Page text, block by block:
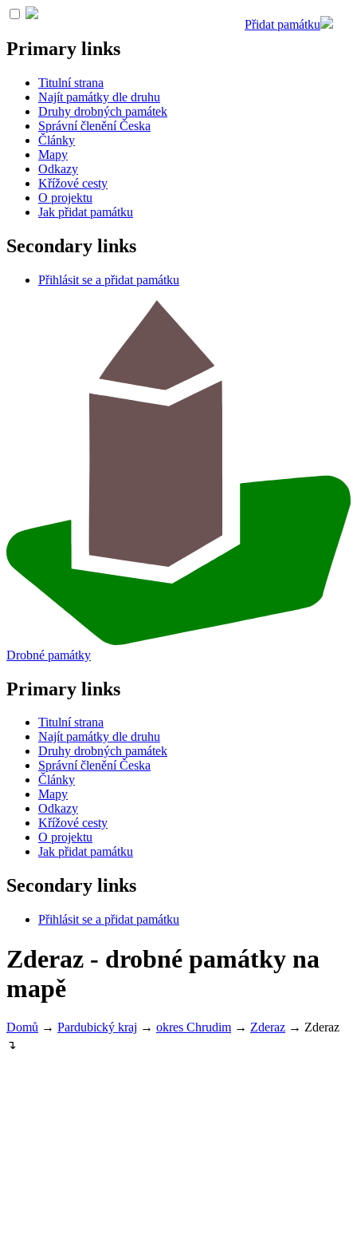
Primary links
Titulní strana
Najít památky dle druhu
Druhy drobných památek
Správní členění Česka
Články
Mapy
Odkazy
Křížové cesty
O projektu
Jak přidat památku
Secondary links
Přihlásit se a přidat památku
Přidat památku
Drobné památky
Primary links
Titulní strana
Najít památky dle druhu
Druhy drobných památek
Správní členění Česka
Články
Mapy
Odkazy
Křížové cesty
O projektu
Jak přidat památku
Secondary links
Přihlásit se a přidat památku
Zderaz - drobné památky na
mapě
Domů → Pardubický kraj → okres Chrudim → Zderaz → Zderaz
↴